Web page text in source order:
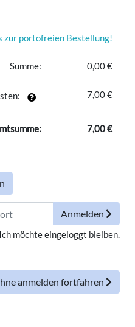
zur portofreien Bestellung!
Summe: 0,00 €
7,00 €
7,00 €
Anmelden
Ich möchte eingeloggt bleiben.
anmelden fortfahren